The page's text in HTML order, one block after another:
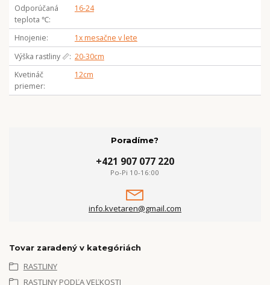
Odporúčaná
teplota ℃
16-24
Hnojenie
1x mesačne v lete
Výška rastliny 📏 20-30cm
Kvetináč
priemer
12cm
Poradíme?
+421 907 077 220
Po-Pi 10-16:00
info.kvetaren@gmail.com
Tovar zaradený v kategóriách
RASTLINY
RASTLINY PODĽA VEĽKOSTI